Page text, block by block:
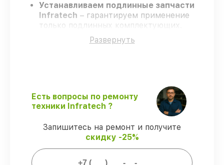
Устанавливаем подлинные запчасти
Infratech – гарантируем применение
только подлинных комплектующих.
Квалифицированные инженеры
проходят жёсткий контроль знаний и
ремонт оптического прицела Infratech
IT-204C строго по договоренности.
Поддержка после ремонта – все
ремонтные услуги и комплектующие
защищены сервисной гарантией.
Мы гарантируем:
Развернуть
Есть вопросы по ремонту
техники Infratech ?
Запишитесь на ремонт и получите
скидку -25%